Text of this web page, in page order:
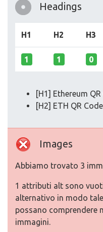
Headings
H1 H2 H3
1 1 0
[H1] Ethereum
[H2] ETH QR
Images
Abbiamo trovato 3
1 attributi alt sono
alternativo in modo
possano comprendere
immagini.